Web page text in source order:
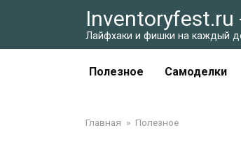
Inventoryfest.ru
Лайфхаки и фишки на каждый
Полезное Самоделки
Главная » Полезное